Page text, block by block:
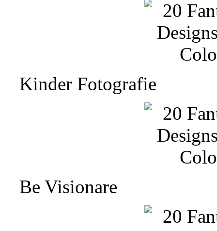
Kinder Fotografie
Be Visionare